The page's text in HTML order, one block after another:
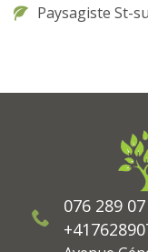
Paysagiste St-
076 289